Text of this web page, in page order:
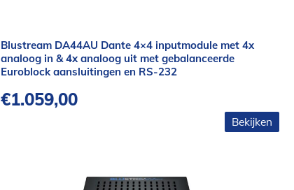
Blustream DA44AU Dante 4×4 inputmodule met 4x
analoog in & 4x analoog uit met gebalanceerde
Euroblock aansluitingen en RS-232
€1.059,00
Bekijken